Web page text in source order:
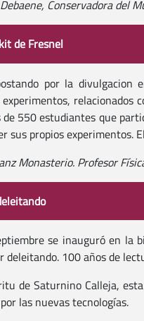
Conservadora del
de Fresnel
por la
relacionados
de 550 estudiantes que
sus propios experimentos.
Monasterio. Profesor
se inauguró en la
deleitando. 100 años de
de Saturnino Calleja,
las nuevas tecnologías.